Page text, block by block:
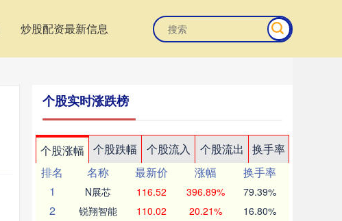
炒股配资最新信息
个股实时涨跌榜
个股涨幅 个股跌幅 个股流入 个股流出
换手率
排名
名称 最新价 涨幅
换手率
1
N展芯 116.52 396.89% 79.39%
2 锐翔智能 110.02 20.21% 16.80%